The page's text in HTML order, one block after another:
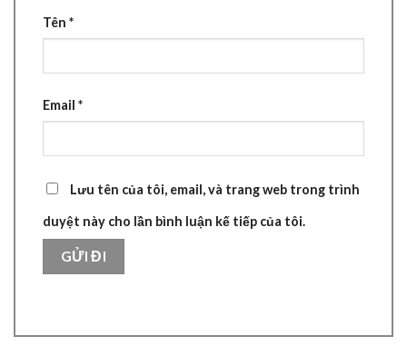
Tên *
Email *
Lưu tên của tôi, email, và trang web trong trình
duyệt này cho lần bình luận kế tiếp của tôi.